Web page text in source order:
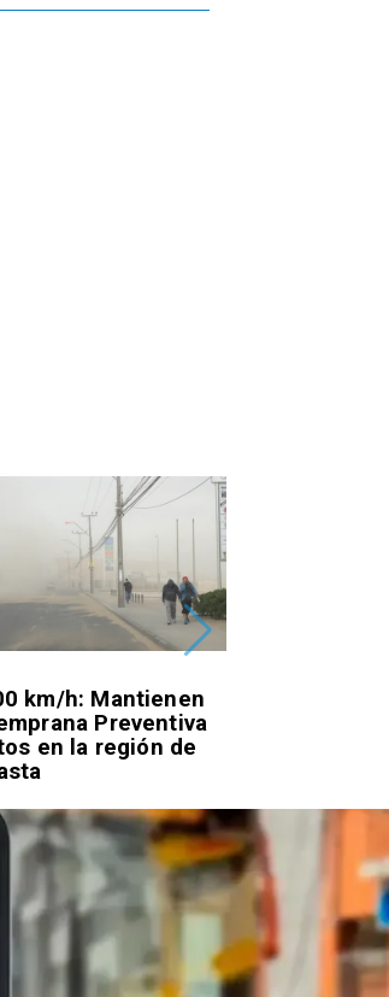
km/h: Mantienen
Preventiva
en la región de